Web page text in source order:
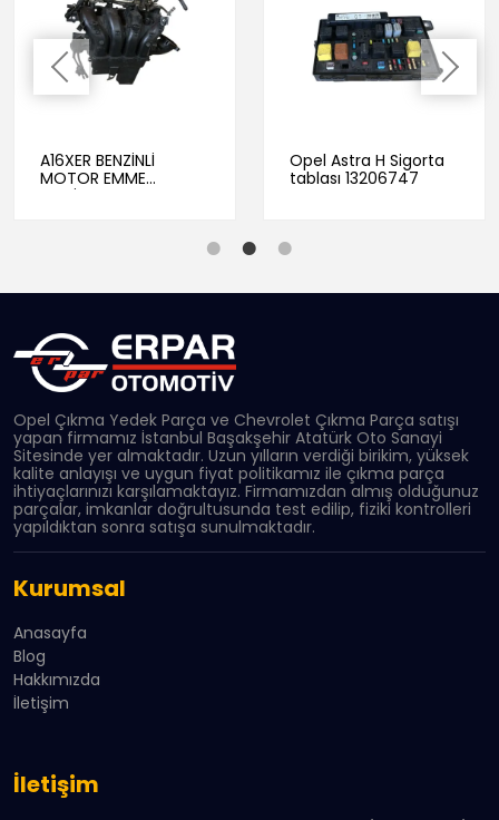
A16XER BENZİNLİ
MOTOR EMME
MANİFOLTU
Opel Astra H Sigorta
tablası 13206747
Opel Çıkma Yedek Parça ve Chevrolet Çıkma Parça satışı
yapan firmamız İstanbul Başakşehir Atatürk Oto Sanayi
Sitesinde yer almaktadır. Uzun yılların verdiği birikim, yüksek
kalite anlayışı ve uygun fiyat politikamız ile çıkma parça
ihtiyaçlarınızı karşılamaktayız. Firmamızdan almış olduğunuz
parçalar, imkanlar doğrultusunda test edilip, fiziki kontrolleri
yapıldıktan sonra satışa sunulmaktadır.
Kurumsal
Anasayfa
Blog
Hakkımızda
İletişim
İletişim